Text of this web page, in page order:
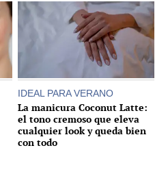
IDEAL PARA VERANO
La manicura Coconut Latte:
el tono cremoso que eleva
cualquier look y queda bien
con todo